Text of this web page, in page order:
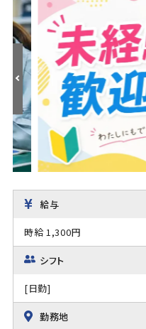
給与
時給 1,300円
シフト
[日勤]
勤務地